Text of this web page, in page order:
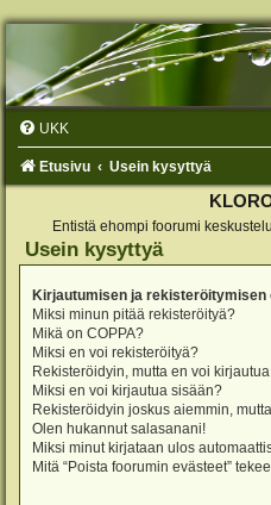
UKK
Etusivu Usein kysyttyä
Entistä ehompi foorumi
Usein kysyttyä
Kirjautumisen ja rekisteröitymisen
Miksi minun pitää rekisteröityä?
Mikä on COPPA?
Miksi en voi rekisteröityä?
Rekisteröidyin, mutta en voi
Miksi en voi kirjautua sisään?
Rekisteröidyin joskus aiemmin,
Olen hukannut salasanani!
Miksi minut kirjataan ulos
Mitä “Poista foorumin evästeet”